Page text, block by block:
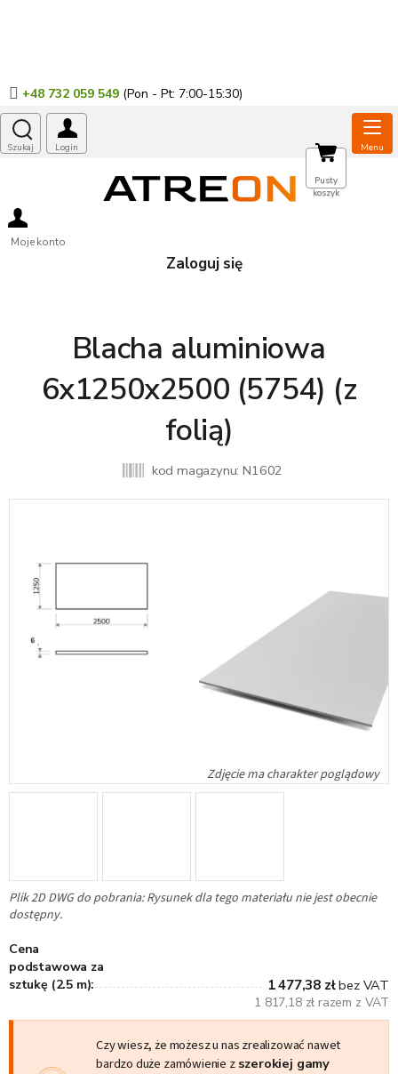
+48 732 059 549
Moje konto
Zaloguj się
KOSZYK
Pusty
koszyk
Blacha aluminiowa
6x1250x2500 (5754) (z
folią)
kod magazynu: N1602
Plik 2D DWG do pobrania: Rysunek dla tego materiału nie jest obecnie
dostępny.
Cena
podstawowa za
sztukę (2.5 m):
1 477,38 złbez VAT
1 817,18 zł razem z VAT
Czy wiesz, że możesz u nas zrealizować nawet
bardzo duże zamówienie z szerokiej gamy